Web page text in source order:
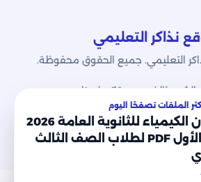
نذاكر التعليمي
الشروطالخصوصيةاتصل بنا
الملفات تصفحًا اليوم
امتحان الكيمياء للثانوية العامة 2026
الدور الأول PDF لطلاب الصف الثالث